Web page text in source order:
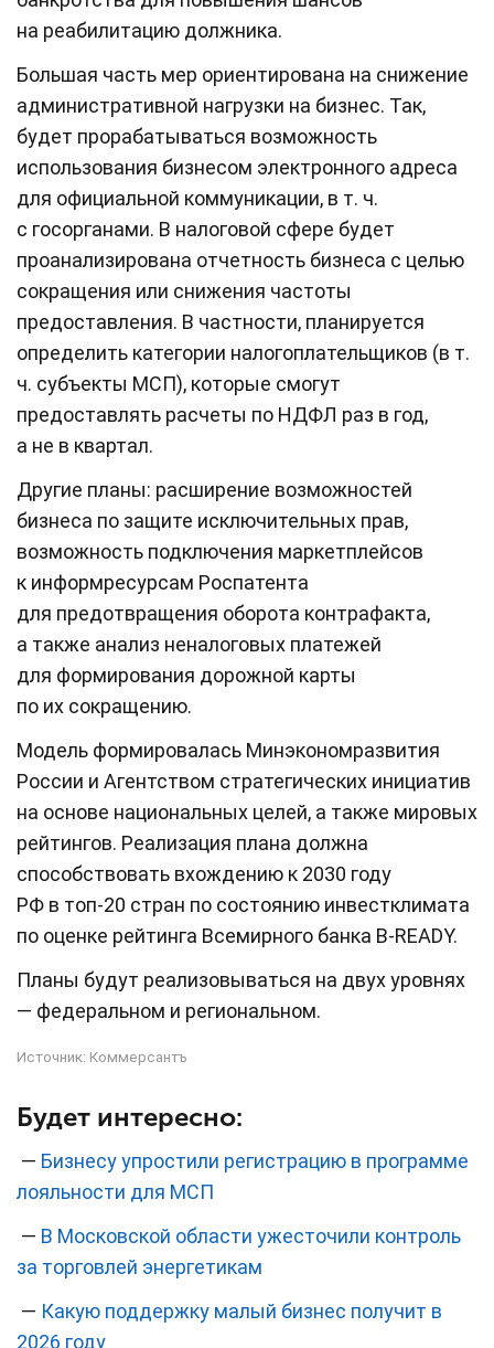
на реабилитацию должника.
Большая часть мер ориентирована на снижение
административной нагрузки на бизнес. Так,
будет прорабатываться возможность
использования бизнесом электронного адреса
для официальной коммуникации, в т. ч.
с госорганами. В налоговой сфере будет
проанализирована отчетность бизнеса с целью
сокращения или снижения частоты
предоставления. В частности, планируется
определить категории налогоплательщиков (в т.
ч. субъекты МСП), которые смогут
предоставлять расчеты по НДФЛ раз в год,
а не в квартал.
Другие планы: расширение возможностей
бизнеса по защите исключительных прав,
возможность подключения маркетплейсов
к информресурсам Роспатента
для предотвращения оборота контрафакта,
а также анализ неналоговых платежей
для формирования дорожной карты
по их сокращению.
Модель формировалась Минэкономразвития
России и Агентством стратегических инициатив
на основе национальных целей, а также мировых
рейтингов. Реализация плана должна
способствовать вхождению к 2030 году
РФ в топ-20 стран по состоянию инвестклимата
по оценке рейтинга Всемирного банка B-READY.
Планы будут реализовываться на двух уровнях
— федеральном и региональном.
Источник: Коммерсантъ
Будет интересно:
— Бизнесу упростили регистрацию в программе
лояльности для МСП
— В Московской области ужесточили контроль
за торговлей энергетикам
— Какую поддержку малый бизнес получит в
2026 году